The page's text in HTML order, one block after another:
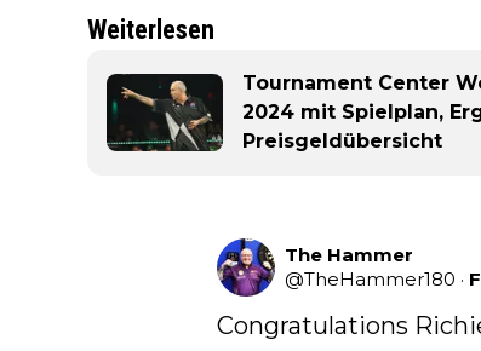
Weiterlesen
Tournament Center
2024 mit Spielplan,
Preisgeldübersicht
The Hammer
@TheHammer180 ·
Congratulations